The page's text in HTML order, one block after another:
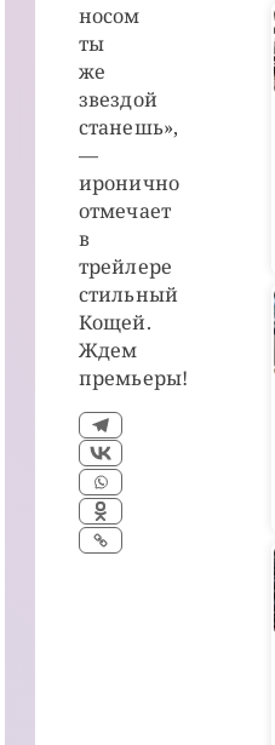
носом
ты
же
звездой
станешь»,
—
иронично
отмечает
в
трейлере
стильный
Кощей.
Ждем
премьеры!